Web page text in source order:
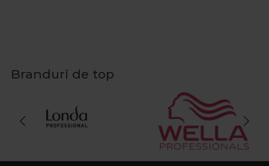
Branduri de top